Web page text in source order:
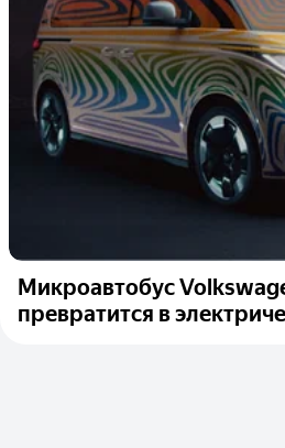
Микроавтобус
превратится в